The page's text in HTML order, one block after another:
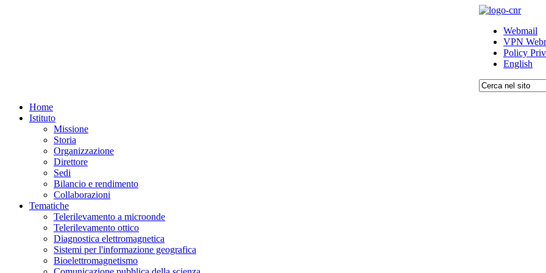
Webmail
VPN
Policy
English
Home
Istituto
Missione
Storia
Organizzazione
Direttore
Sedi
Bilancio e rendimento
Collaborazioni
Tematiche
Telerilevamento a microonde
Telerilevamento ottico
Diagnostica elettromagnetica
Sistemi per l'informazione geografica
Bioelettromagnetismo